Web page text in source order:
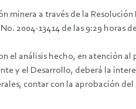
a través de la
2004-13414 de las 9:29 horas
el análisis hecho, en atención
y el Desarrollo, deberá la
contar con la aprobación